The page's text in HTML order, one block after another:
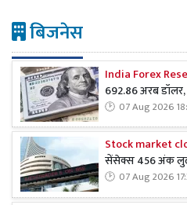
बिजनेस
India Forex
692.86 अरब डॉलर,
07 Aug 2026
Stock market
सेंसेक्स 456 अंक
07 Aug 2026